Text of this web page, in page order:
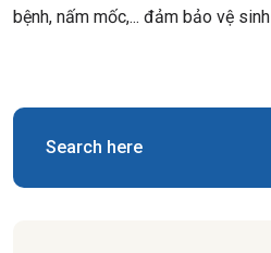
bệnh, nấm mốc,... đảm bảo vệ